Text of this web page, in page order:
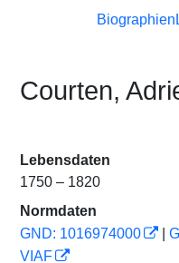
Biographien
Courten,
Lebensdaten
1750 – 1820
Normdaten
GND: 1016974000
VIAF